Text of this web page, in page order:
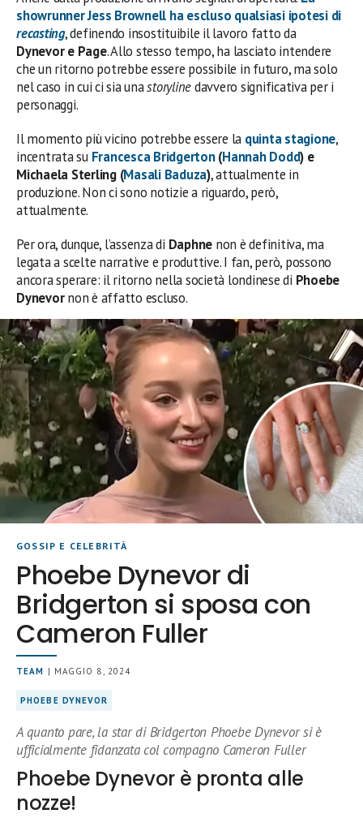
showrunnerJess Brownell ha escluso qualsiasi ipotesi di
recasting, definendo insostituibile il lavoro fatto da
Dynevor e Page. Allo stesso tempo, ha lasciato intendere
che un ritorno potrebbe essere possibile in futuro, ma solo
nel caso in cui ci sia unastorylinedavvero significativa per i
personaggi.
Il momento più vicino potrebbe essere la quinta stagione,
incentrata su Francesca Bridgerton(Hannah Dodd) e
Michaela Sterling (Masali Baduza), attualmente in
produzione. Non ci sono notizie a riguardo, però,
attualmente.
Per ora, dunque, l’assenza di Daphne non è definitiva, ma
legata a scelte narrative e produttive. I fan, però, possono
ancora sperare: il ritorno nella società londinese di Phoebe
Dynevornon è affatto escluso.
GOSSIP E CELEBRITÀ
Phoebe Dynevor di
Bridgerton si sposa con
Cameron Fuller
TEAM | MAGGIO 8, 2024
PHOEBE DYNEVOR
A quanto pare, la star di Bridgerton Phoebe Dynevor si è
ufficialmente fidanzata col compagno Cameron Fuller
Phoebe Dynevor è pronta alle
nozze!